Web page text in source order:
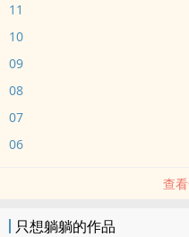
11
10
09
08
07
06
查
只想躺躺的作品